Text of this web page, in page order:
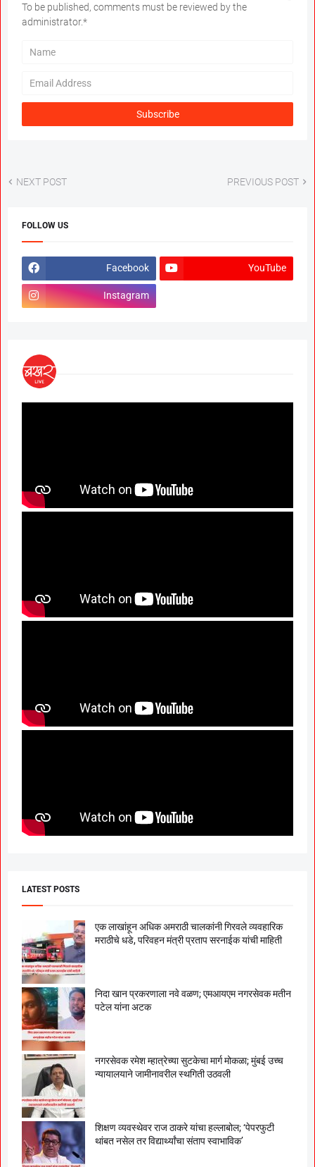
To be published, comments must be reviewed by the
administrator.*
NEXT POST PREVIOUS POST
FOLLOW US
Facebook YouTube
Instagram
LATEST POSTS
एक लाखांहून अधिक अमराठी चालकांनी गिरवले व्यवहारिक
मराठीचे धडे, परिवहन मंत्री प्रताप सरनाईक यांची माहिती
निदा खान प्रकरणाला नवे वळण; एमआयएम नगरसेवक मतीन
पटेल यांना अटक
नगरसेवक रमेश म्हात्रेच्या सुटकेचा मार्ग मोकळा; मुंबई उच्च
न्यायालयाने जामीनावरील स्थगिती उठवली
शिक्षण व्यवस्थेवर राज ठाकरे यांचा हल्लाबोल; ‘पेपरफुटी
थांबत नसेल तर विद्यार्थ्यांचा संताप स्वाभाविक’